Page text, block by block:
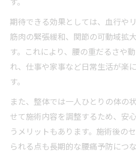
注意点
腰痛の症状ごとに整体
る方法
整体と医療機関どちらを
整体が効果的な腰痛と
い
脊柱管狭窄症や反り腰に
施術期間や費用目安をわかり
期待できる効果としては、血行や
筋肉の緊張緩和、関節の可動域拡
す。これにより、腰の重だるさや
れ、仕事や家事など日常生活が楽
す。
また、整体では一人ひとりの体の
せて施術内容を調整するため、安
うメリットもあります。施術後の
られる点も長期的な腰痛予防につな